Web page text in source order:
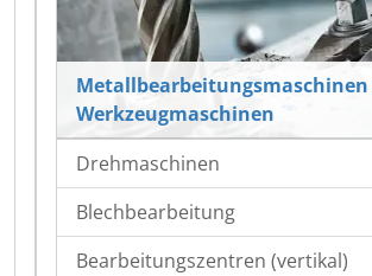
Metallbearbeitungsmaschinen
Werkzeugmaschinen
Drehmaschinen
Blechbearbeitung
Bearbeitungszentren (vertikal)